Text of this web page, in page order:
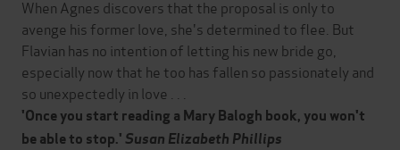
When Agnes discovers that the proposal is only to
avenge his former love, she's determined to flee. But
Flavian has no intention of letting his new bride go,
especially now that he too has fallen so passionately and
so unexpectedly in love . . .
'Once you start reading a Mary Balogh book, you won't
be able to stop.' Susan Elizabeth Phillips